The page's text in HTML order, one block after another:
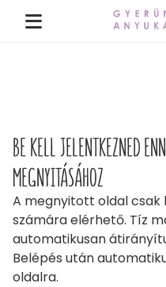
BE KELL JELENTKEZNED
MEGNYITÁSÁHOZ
A megnyitott oldal
számára elérhető. Tíz
automatikusan
Belépés után
oldalra.